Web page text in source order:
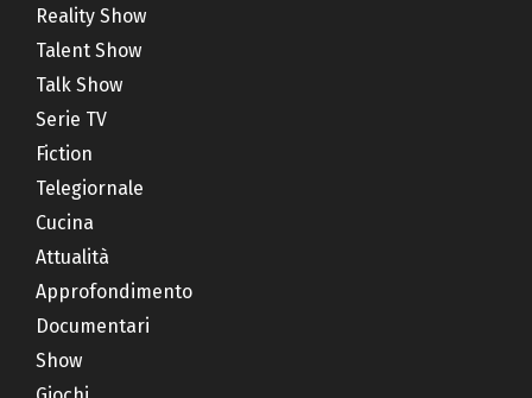
Reality Show
Talent Show
Talk Show
Serie TV
Fiction
Telegiornale
Cucina
Attualità
Approfondimento
Documentari
Show